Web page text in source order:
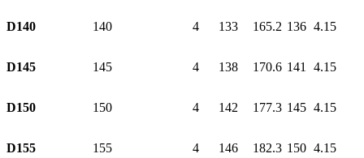
D140 140 4 133 165.2 136 4.15
D145 145 4 138 170.6 141 4.15
D150 150 4 142 177.3 145 4.15
D155 155 4 146 182.3 150 4.15